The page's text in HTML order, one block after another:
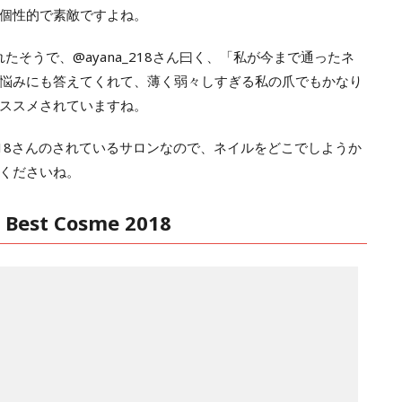
性的で素敵ですよね。
そうで、@ayana_218さん曰く、「私が今まで通ったネ
みにも答えてくれて、薄く弱々しすぎる私の爪でもかなり
スメされていますね。
さんのされているサロンなので、ネイルをどこでしようか
ださいね。
Cosme 2018